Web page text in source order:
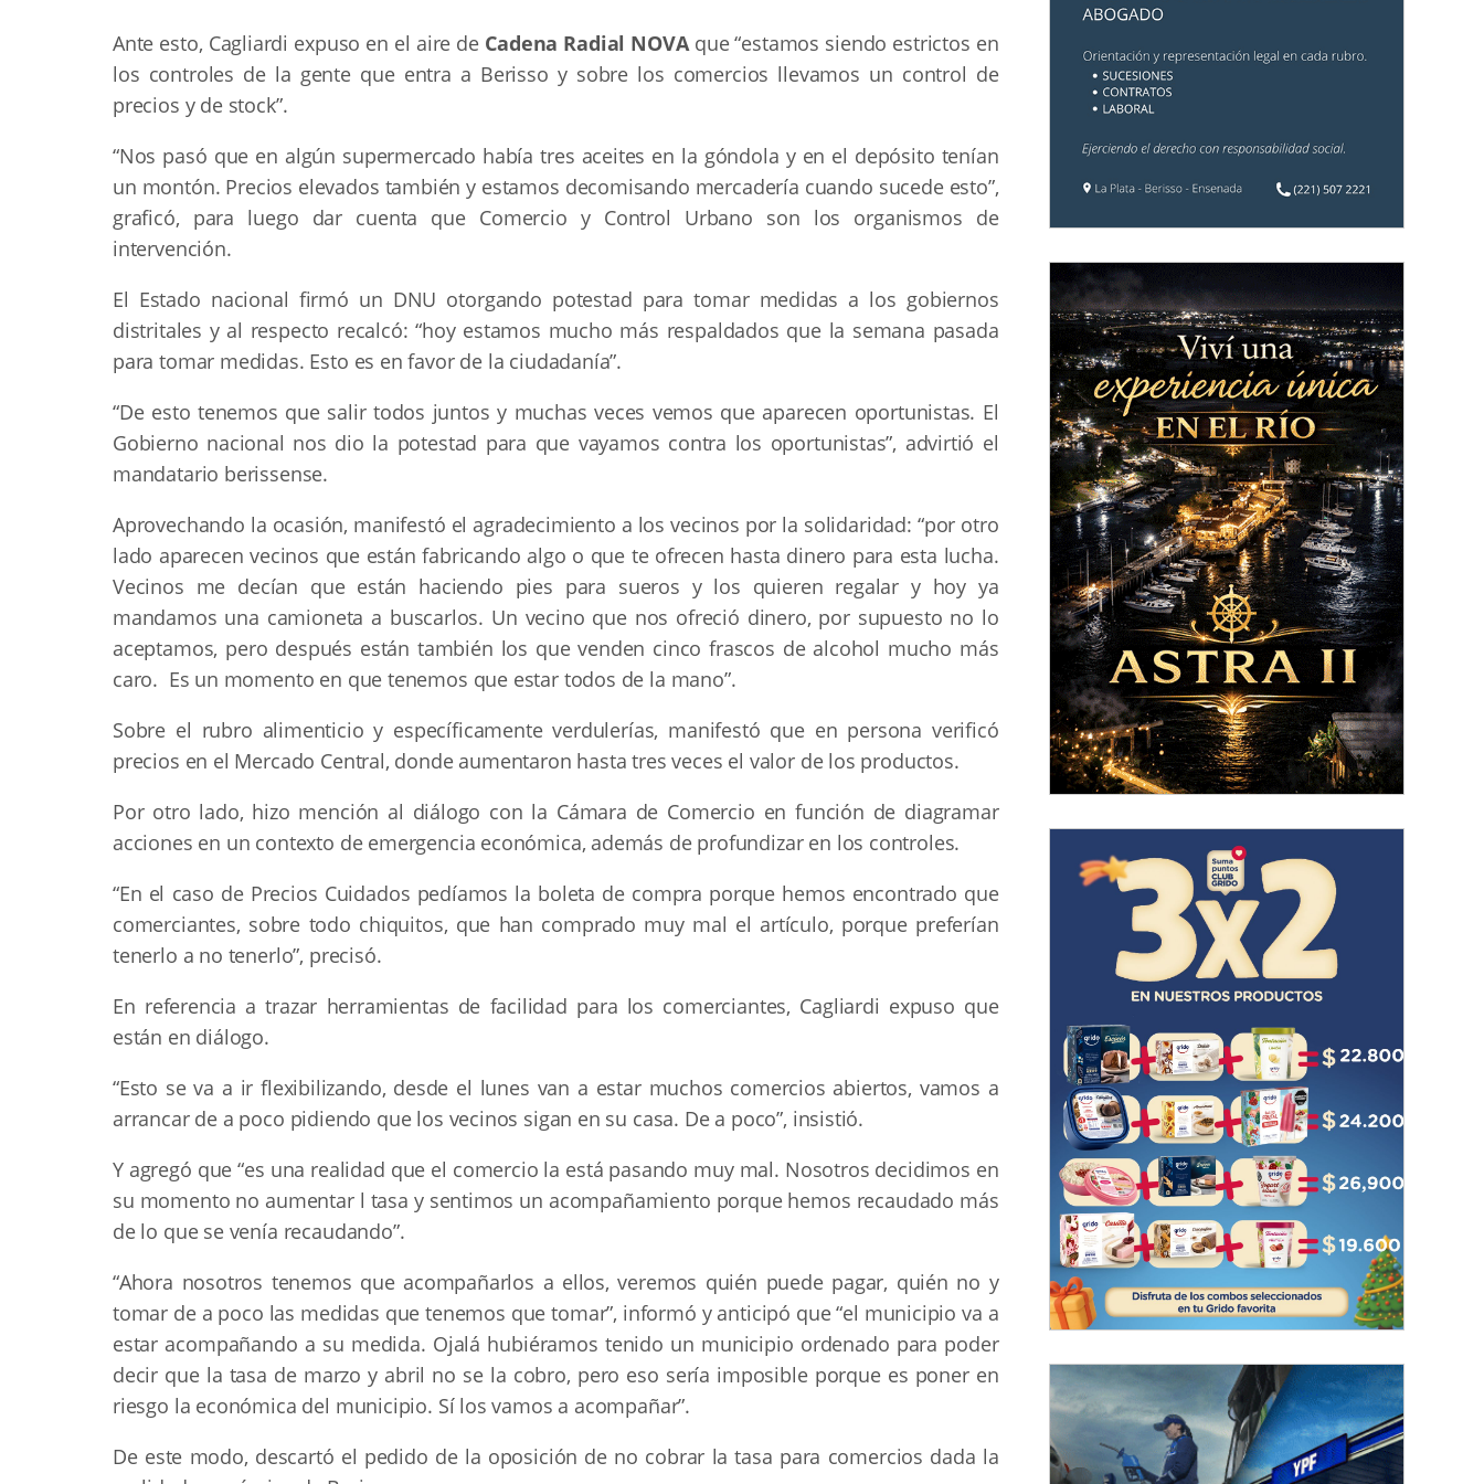
Ante esto, Cagliardi expuso en el aire de Cadena Radial NOVAque “estamos siendo estrictos en
los controles de la gente que entra a Berisso y sobre los comercios llevamos un control de
precios y de stock”.
“Nos pasó que en algún supermercado había tres aceites en la góndola y en el depósito tenían
un montón. Precios elevados también y estamos decomisando mercadería cuando sucede esto”,
graficó, para luego dar cuenta que Comercio y Control Urbano son los organismos de
intervención.
El Estado nacional firmó un DNU otorgando potestad para tomar medidas a los gobiernos
distritales y al respecto recalcó: “hoy estamos mucho más respaldados que la semana pasada
para tomar medidas. Esto es en favor de la ciudadanía”.
“De esto tenemos que salir todos juntos y muchas veces vemos que aparecen oportunistas. El
Gobierno nacional nos dio la potestad para que vayamos contra los oportunistas”, advirtió el
mandatario berissense.
Aprovechando la ocasión, manifestó el agradecimiento a los vecinos por la solidaridad: “por otro
lado aparecen vecinos que están fabricando algo o que te ofrecen hasta dinero para esta lucha.
Vecinos me decían que están haciendo pies para sueros y los quieren regalar y hoy ya
mandamos una camioneta a buscarlos. Un vecino que nos ofreció dinero, por supuesto no lo
aceptamos, pero después están también los que venden cinco frascos de alcohol mucho más
caro. Es un momento en que tenemos que estar todos de la mano”.
Sobre el rubro alimenticio y específicamente verdulerías, manifestó que en persona verificó
precios en el Mercado Central, donde aumentaron hasta tres veces el valor de los productos.
Por otro lado, hizo mención al diálogo con la Cámara de Comercio en función de diagramar
acciones en un contexto de emergencia económica, además de profundizar en los controles.
“En el caso de Precios Cuidados pedíamos la boleta de compra porque hemos encontrado que
comerciantes, sobre todo chiquitos, que han comprado muy mal el artículo, porque preferían
tenerlo a no tenerlo”, precisó.
En referencia a trazar herramientas de facilidad para los comerciantes, Cagliardi expuso que
están en diálogo.
“Esto se va a ir flexibilizando, desde el lunes van a estar muchos comercios abiertos, vamos a
arrancar de a poco pidiendo que los vecinos sigan en su casa. De a poco”, insistió.
Y agregó que “es una realidad que el comercio la está pasando muy mal. Nosotros decidimos en
su momento no aumentar l tasa y sentimos un acompañamiento porque hemos recaudado más
de lo que se venía recaudando”.
“Ahora nosotros tenemos que acompañarlos a ellos, veremos quién puede pagar, quién no y
tomar de a poco las medidas que tenemos que tomar”, informó y anticipó que “el municipio va a
estar acompañando a su medida. Ojalá hubiéramos tenido un municipio ordenado para poder
decir que la tasa de marzo y abril no se la cobro, pero eso sería imposible porque es poner en
riesgo la económica del municipio. Sí los vamos a acompañar”.
De este modo, descartó el pedido de la oposición de no cobrar la tasa para comercios dada la